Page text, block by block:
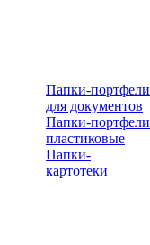
Папки-портфели
для документов
Папки-портфели
пластиковые
Папки-
картотеки